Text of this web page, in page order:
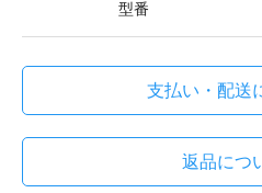
型番
支払い・配送
返品につ